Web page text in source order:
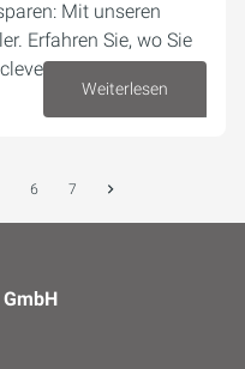
Mit unseren
Erfahren Sie, wo Sie
sparen können.
Weiterlesen
6 7